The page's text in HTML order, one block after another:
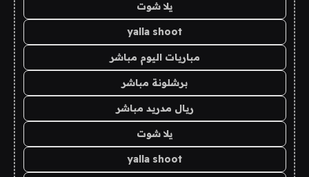
يلا شوت
yalla shoot
مباريات اليوم مباشر
برشلونة مباشر
ريال مدريد مباشر
يلا شوت
yalla shoot